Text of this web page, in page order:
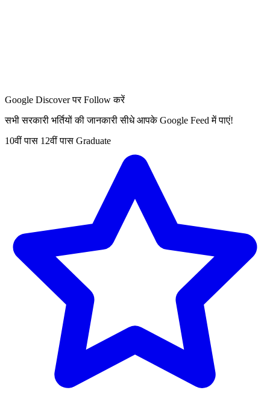
Google Discover पर Follow करें
सभी सरकारी भर्तियों की जानकारी सीधे आपके Google Feed में पाएं!
10वीं पास 12वीं पास Graduate